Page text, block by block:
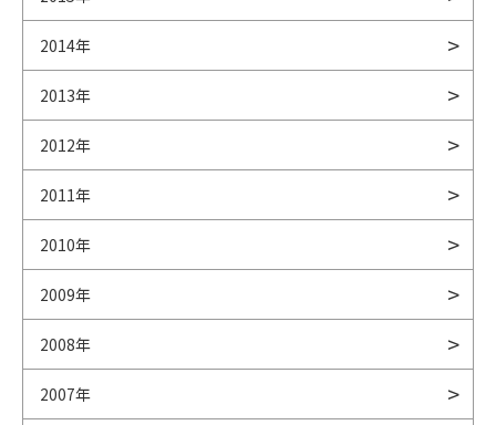
2014年
2013年
2012年
2011年
2010年
2009年
2008年
2007年